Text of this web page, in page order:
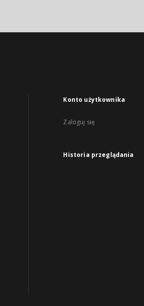
Konto użytkownika
Zaloguj się
Historia przeglądania